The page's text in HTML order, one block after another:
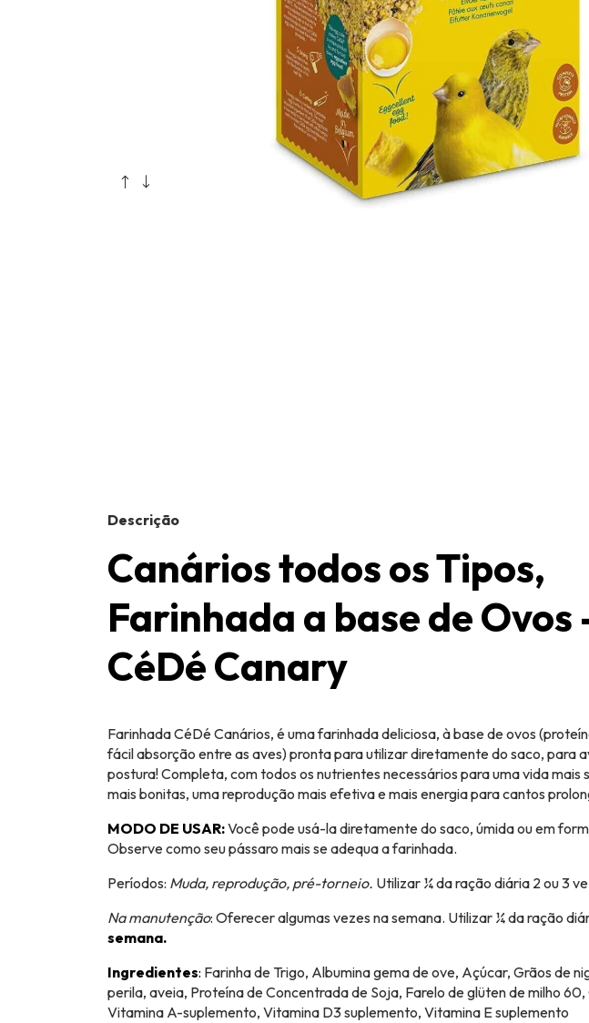
Descrição
Canários todos os Tipos,
Farinhada a base de Ovos
CéDé Canary
Farinhada CéDé Canários, é uma farinhada deliciosa, à base de ovos
fácil absorção entre as aves) pronta para utilizar diretamente do saco, para
postura! Completa, com todos os nutrientes necessários para uma vida mais
mais bonitas, uma reprodução mais efetiva e mais energia para cantos
MODO DE USAR:Você pode usá-la diretamente do saco, úmida ou em
Observe como seu pássaro mais se adequa a farinhada.
Períodos: Muda, reprodução, pré-torneio. Utilizar ¼ da ração diária 2 ou 3
Na manutenção: Oferecer algumas vezes na semana. Utilizar ¼ da ração
semana.
Ingredientes: Farinha de Trigo, Albumina gema de ove, Açúcar, Grãos de
perila, aveia, Proteína de Concentrada de Soja, Farelo de glüten de milho
Vitamina A-suplemento, Vitamina D3 suplemento, Vitamina E suplemento